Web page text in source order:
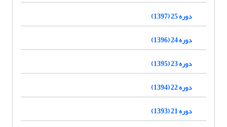
دوره 25 (1397)
دوره 24 (1396)
دوره 23 (1395)
دوره 22 (1394)
دوره 21 (1393)